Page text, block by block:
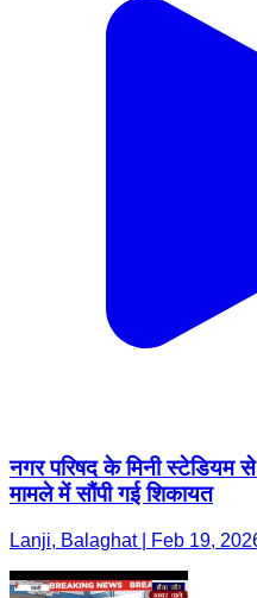
नगर परिषद के मिनी
मामले में सौंपी गई शिकायत
Lanji, Balaghat | Feb 19,